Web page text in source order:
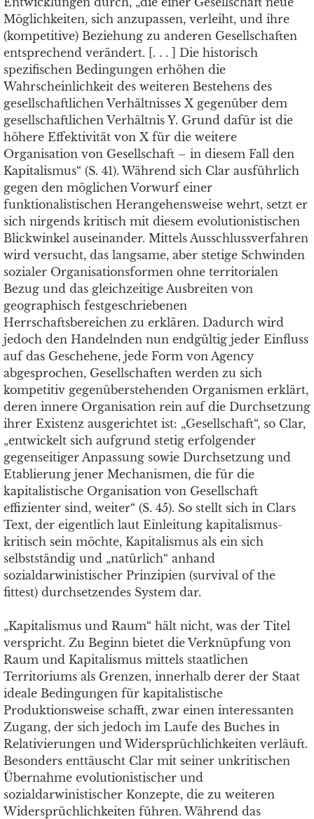
Möglichkeiten, sich anzupassen, verleiht, und ihre
(kompetitive) Beziehung zu anderen Gesellschaften
entsprechend verändert. [. . . ] Die historisch
spezifischen Bedingungen erhöhen die
Wahrscheinlichkeit des weiteren Bestehens des
gesellschaftlichen Verhältnisses X gegenüber dem
gesellschaftlichen Verhältnis Y. Grund dafür ist die
höhere Effektivität von X für die weitere
Organisation von Gesellschaft – in diesem Fall den
Kapitalismus“ (S. 41). Während sich Clar ausführlich
gegen den möglichen Vorwurf einer
funktionalistischen Herangehensweise wehrt, setzt er
sich nirgends kritisch mit diesem evolutionistischen
Blickwinkel auseinander. Mittels Ausschlussverfahren
wird versucht, das langsame, aber stetige Schwinden
sozialer Organisationsformen ohne territorialen
Bezug und das gleichzeitige Ausbreiten von
geographisch festgeschriebenen
Herrschaftsbereichen zu erklären. Dadurch wird
jedoch den Handelnden nun endgültig jeder Einfluss
auf das Geschehene, jede Form von Agency
abgesprochen, Gesellschaften werden zu sich
kompetitiv gegenüberstehenden Organismen erklärt,
deren innere Organisation rein auf die Durchsetzung
ihrer Existenz ausgerichtet ist: „Gesellschaft“, so Clar,
„entwickelt sich aufgrund stetig erfolgender
gegenseitiger Anpassung sowie Durchsetzung und
Etablierung jener Mechanismen, die für die
kapitalistische Organisation von Gesellschaft
effizienter sind, weiter“ (S. 45). So stellt sich in Clars
Text, der eigentlich laut Einleitung kapitalismus-
kritisch sein möchte, Kapitalismus als ein sich
selbstständig und „natürlich“ anhand
sozialdarwinistischer Prinzipien (survival of the
fittest) durchsetzendes System dar.
„Kapitalismus und Raum“ hält nicht, was der Titel
verspricht. Zu Beginn bietet die Verknüpfung von
Raum und Kapitalismus mittels staatlichen
Territoriums als Grenzen, innerhalb derer der Staat
ideale Bedingungen für kapitalistische
Produktionsweise schafft, zwar einen interessanten
Zugang, der sich jedoch im Laufe des Buches in
Relativierungen und Widersprüchlichkeiten verläuft.
Besonders enttäuscht Clar mit seiner unkritischen
Übernahme evolutionistischer und
sozialdarwinistischer Konzepte, die zu weiteren
Widersprüchlichkeiten führen. Während das